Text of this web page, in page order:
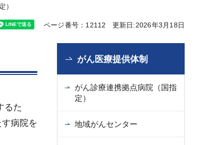
）
ページ番号：12112 更新日:2026年3月18日
るた
病院を
がん医療提供体制
がん診療連携拠点病院（国指
定）
地域がんセンター